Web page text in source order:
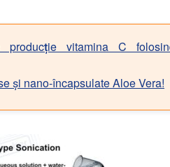
vitamina C
și nano-încapsulate Aloe Vera!